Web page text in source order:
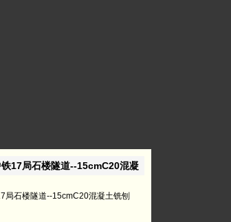
17局石楼隧道--15cmC20混凝
局石楼隧道--15cmC20混凝土铣刨